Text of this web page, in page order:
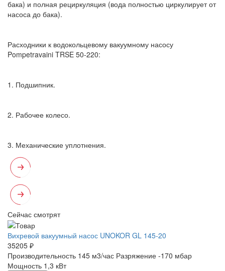
бака) и полная рециркуляция (вода полностью циркулирует от
насоса до бака).
Расходники к водокольцевому вакуумному насосу
Pompetravaini TRSE 50-220:
1. Подшипник.
2. Рабочее колесо.
3. Механические уплотнения.
Сейчас смотрят
Вихревой вакуумный насос UNOKOR GL 145-20
35205 ₽
Производительность 145 м3/час Разряжение -170 мбар
Мощность 1,3 кВт